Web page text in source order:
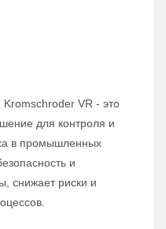
VR - это
для контроля и
в промышленных
и
снижает риски и